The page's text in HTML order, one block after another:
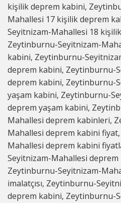
kişilik deprem kabini,
Mahallesi 17 kişilik deprem
Seyitnizam-Mahallesi 18
Zeytinburnu-Seyitnizam-
kabini, Zeytinburnu-
deprem kabini, Zeytinburnu-
deprem kabini, Zeytinburnu-
yaşam kabini, Zeytinburnu-
deprem yaşam kabini,
Mahallesi deprem kabinleri,
Mahallesi deprem kabini
Mahallesi deprem kabini
Seyitnizam-Mahallesi
Zeytinburnu-Seyitnizam-
imalatçısı, Zeytinburnu-
deprem kabini, Zeytinburnu-